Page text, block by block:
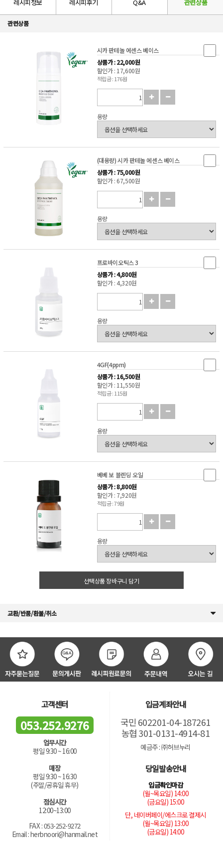
레시피정보 레시피후기 Q&A 관련상품
관련상품
시카 판테놀 에센스 베이스
상품가 : 22,000원
할인가 : 17,600원
적립금 : 176원
용량
(대용량) 시카 판테놀 에센스 베이스
상품가 : 75,000원
할인가 : 67,500원
용량
프로바이오틱스 3
상품가 : 4,800원
할인가 : 4,320원
용량
4GF(4ppm)
상품가 : 16,500원
할인가 : 11,550원
적립금 : 115원
용량
베베 보 블렌딩 오일
상품가 : 8,800원
할인가 : 7,920원
적립금 : 79원
용량
선택상품 장바구니 담기
교환/반품/환불/취소
고객센터
053.252.9276
업무시간
평일 9:30 ~ 16:00
매장
평일 9:30 ~ 16:30
(주말/공휴일 휴무)
점심시간
12:00~13:00
FAX : 053-252-9272
Email : herbnoori@hanmail.net
입금계좌안내
국민 602201-04-187261
농협 301-0131-4914-81
예금주 : ㈜허브누리
당일발송안내
입금확인마감
(월~목요일) 14:00
(금요일) 15:00
단, 네이버페이/에스크로 결제시
(월~목요일) 13:00
(금요일) 14:00